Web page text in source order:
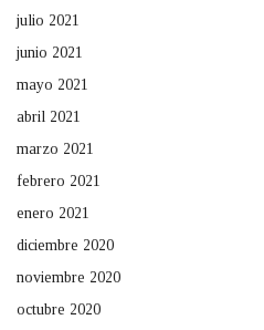
julio 2021
junio 2021
mayo 2021
abril 2021
marzo 2021
febrero 2021
enero 2021
diciembre 2020
noviembre 2020
octubre 2020